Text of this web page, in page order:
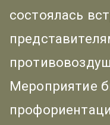
состоялась
Мероприятие